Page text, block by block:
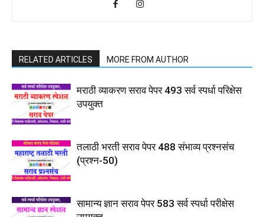
RELATED ARTICLES MORE FROM AUTHOR
मराठी व्याकरण सराव पेपर 493 सर्व स्पर्धा परिक्षेस
उपयुक्त
तलाठी भरती सराव पेपर 488 संभाव्य प्रश्नसंच
(प्रश्न-50)
सामान्य ज्ञान सराव पेपर 583 सर्व स्पर्धा परीक्षेस